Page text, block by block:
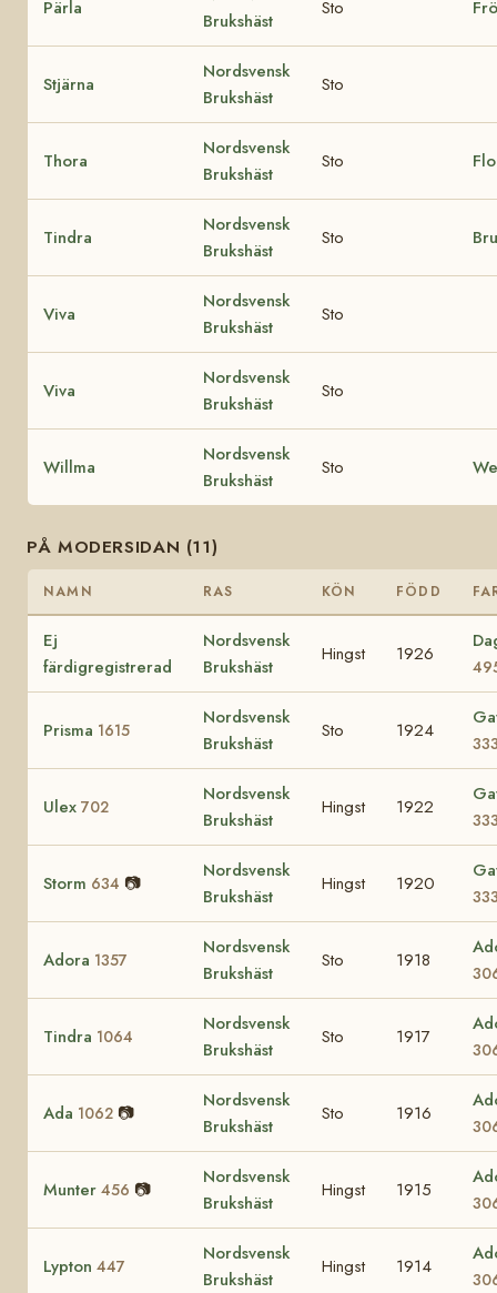
Pärla
Brukshäst
Sto
Stjärna
Nordsvensk
Brukshäst
Sto
Thora
Nordsvensk
Brukshäst
Sto
Tindra
Nordsvensk
Brukshäst
Sto
Viva
Nordsvensk
Brukshäst
Sto
Viva
Nordsvensk
Brukshäst
Sto
Willma
Nordsvensk
Brukshäst
Sto
PÅ MODERSIDAN (11)
NAMN RAS KÖN FÖDD
Ej
färdigregistrerad
Nordsvensk
Brukshäst
Hingst 1926
Prisma 1615
Nordsvensk
Brukshäst
Sto 1924
Ulex 702
Nordsvensk
Brukshäst
Hingst 1922
Storm 634 📷
Nordsvensk
Brukshäst
Hingst 1920
Adora 1357
Nordsvensk
Brukshäst
Sto 1918
Tindra 1064
Nordsvensk
Brukshäst
Sto 1917
Ada 1062 📷
Nordsvensk
Brukshäst
Sto 1916
Munter 456 📷
Nordsvensk
Brukshäst
Hingst 1915
Lypton 447
Nordsvensk
Brukshäst
Hingst 1914